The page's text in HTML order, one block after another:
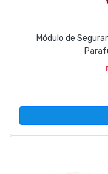
Módulo de